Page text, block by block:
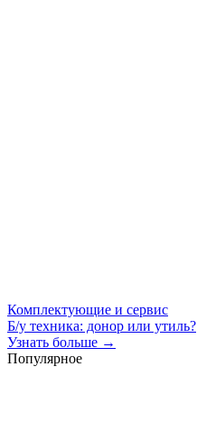
Комплектующие и сервис
Б/у техника: донор или утиль?
Узнать больше →
Популярное